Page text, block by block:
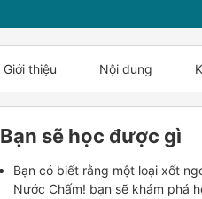
Giới thiệu Nội dung
Bạn sẽ học được gì
Bạn có biết rằng một loại xốt
Nước Chấm! bạn sẽ khám phá